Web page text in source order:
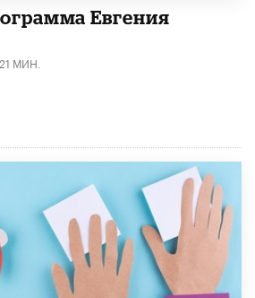
Евгения
21 МИН.